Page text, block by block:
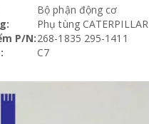
Bộ phận động cơ
Phụ tùng CATERPILLAR
P/N:268-1835 295-1411
C7